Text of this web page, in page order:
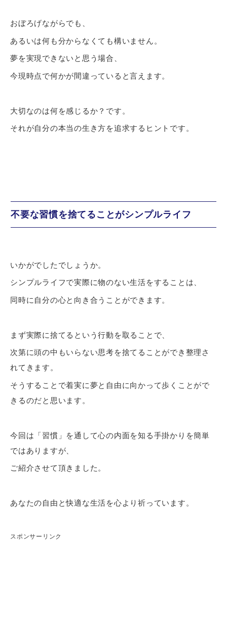
おぼろげながらでも、
あるいは何も分からなくても構いません。
夢を実現できないと思う場合、
今現時点で何かが間違っていると言えます。
大切なのは何を感じるか？です。
それが自分の本当の生き方を追求するヒントです。
不要な習慣を捨てることがシンプルライフ
いかがでしたでしょうか。
シンプルライフで実際に物のない生活をすることは、
同時に自分の心と向き合うことができます。
まず実際に捨てるという行動を取ることで、
次第に頭の中もいらない思考を捨てることができ整理さ
れてきます。
そうすることで着実に夢と自由に向かって歩くことがで
きるのだと思います。
今回は「習慣」を通して心の内面を知る手掛かりを簡単
ではありますが、
ご紹介させて頂きました。
あなたの自由と快適な生活を心より祈っています。
スポンサーリンク